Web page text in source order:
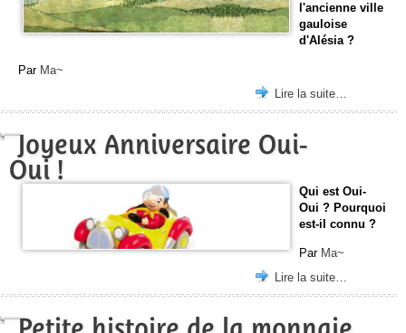
l'ancienne ville
gauloise
d'Alésia ?
Par Ma~
Lire la suite…
Joyeux Anniversaire Oui-
Oui !
Qui est Oui-
Oui ? Pourquoi
est-il connu ?
Par Ma~
Lire la suite…